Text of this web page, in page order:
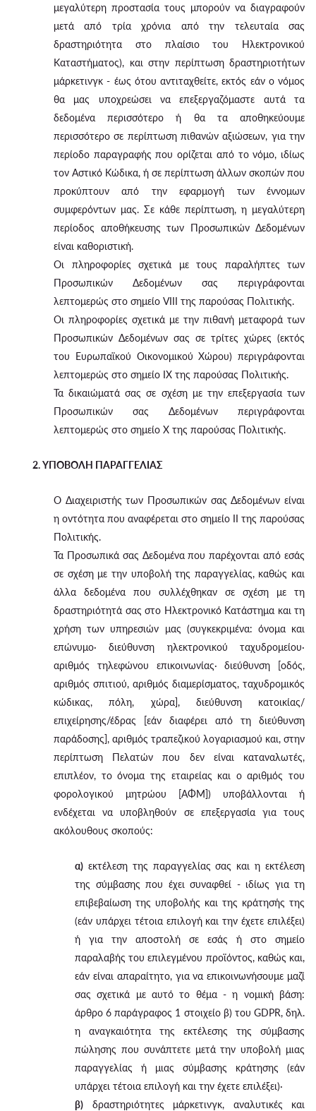
μεγαλύτερη προστασία τους μπορούν να διαγραφούν
μετά από τρία χρόνια από την τελευταία σας
δραστηριότητα στο πλαίσιο του Ηλεκτρονικού
Καταστήματος), και στην περίπτωση δραστηριοτήτων
μάρκετινγκ - έως ότου αντιταχθείτε, εκτός εάν ο νόμος
θα μας υποχρεώσει να επεξεργαζόμαστε αυτά τα
δεδομένα περισσότερο ή θα τα αποθηκεύουμε
περισσότερο σε περίπτωση πιθανών αξιώσεων, για την
περίοδο παραγραφής που ορίζεται από το νόμο, ιδίως
τον Αστικό Κώδικα, ή σε περίπτωση άλλων σκοπών που
προκύπτουν από την εφαρμογή των έννομων
συμφερόντων μας. Σε κάθε περίπτωση, η μεγαλύτερη
περίοδος αποθήκευσης των Προσωπικών Δεδομένων
είναι καθοριστική.
Οι πληροφορίες σχετικά με τους παραλήπτες των
Προσωπικών Δεδομένων σας περιγράφονται
λεπτομερώς στο σημείο VIII της παρούσας Πολιτικής.
Οι πληροφορίες σχετικά με την πιθανή μεταφορά των
Προσωπικών Δεδομένων σας σε τρίτες χώρες (εκτός
του Ευρωπαϊκού Οικονομικού Χώρου) περιγράφονται
λεπτομερώς στο σημείο IX της παρούσας Πολιτικής.
Τα δικαιώματά σας σε σχέση με την επεξεργασία των
Προσωπικών σας Δεδομένων περιγράφονται
λεπτομερώς στο σημείο X της παρούσας Πολιτικής.
2. ΥΠΟΒΟΛΗ ΠΑΡΑΓΓΕΛΙΑΣ
Ο Διαχειριστής των Προσωπικών σας Δεδομένων είναι
η οντότητα που αναφέρεται στο σημείο II της παρούσας
Πολιτικής.
Τα Προσωπικά σας Δεδομένα που παρέχονται από εσάς
σε σχέση με την υποβολή της παραγγελίας, καθώς και
άλλα δεδομένα που συλλέχθηκαν σε σχέση με τη
δραστηριότητά σας στο Ηλεκτρονικό Κατάστημα και τη
χρήση των υπηρεσιών μας (συγκεκριμένα: όνομα και
επώνυμο· διεύθυνση ηλεκτρονικού ταχυδρομείου·
αριθμός τηλεφώνου επικοινωνίας· διεύθυνση [οδός,
αριθμός σπιτιού, αριθμός διαμερίσματος, ταχυδρομικός
κώδικας, πόλη, χώρα], διεύθυνση κατοικίας/
επιχείρησης/έδρας [εάν διαφέρει από τη διεύθυνση
παράδοσης], αριθμός τραπεζικού λογαριασμού και, στην
περίπτωση Πελατών που δεν είναι καταναλωτές,
επιπλέον, το όνομα της εταιρείας και ο αριθμός του
φορολογικού μητρώου [ΑΦΜ]) υποβάλλονται ή
ενδέχεται να υποβληθούν σε επεξεργασία για τους
ακόλουθους σκοπούς:
α) εκτέλεση της παραγγελίας σας και η εκτέλεση
της σύμβασης που έχει συναφθεί - ιδίως για τη
επιβεβαίωση της υποβολής και της κράτησής της
(εάν υπάρχει τέτοια επιλογή και την έχετε επιλέξει)
ή για την αποστολή σε εσάς ή στο σημείο
παραλαβής του επιλεγμένου προϊόντος, καθώς και,
εάν είναι απαραίτητο, για να επικοινωνήσουμε μαζί
σας σχετικά με αυτό το θέμα - η νομική βάση:
άρθρο 6 παράγραφος 1 στοιχείο β) του GDPR, δηλ.
η αναγκαιότητα της εκτέλεσης της σύμβασης
πώλησης που συνάπτετε μετά την υποβολή μιας
παραγγελίας ή μιας σύμβασης κράτησης (εάν
υπάρχει τέτοια επιλογή και την έχετε επιλέξει)·
β) δραστηριότητες μάρκετινγκ, αναλυτικές και